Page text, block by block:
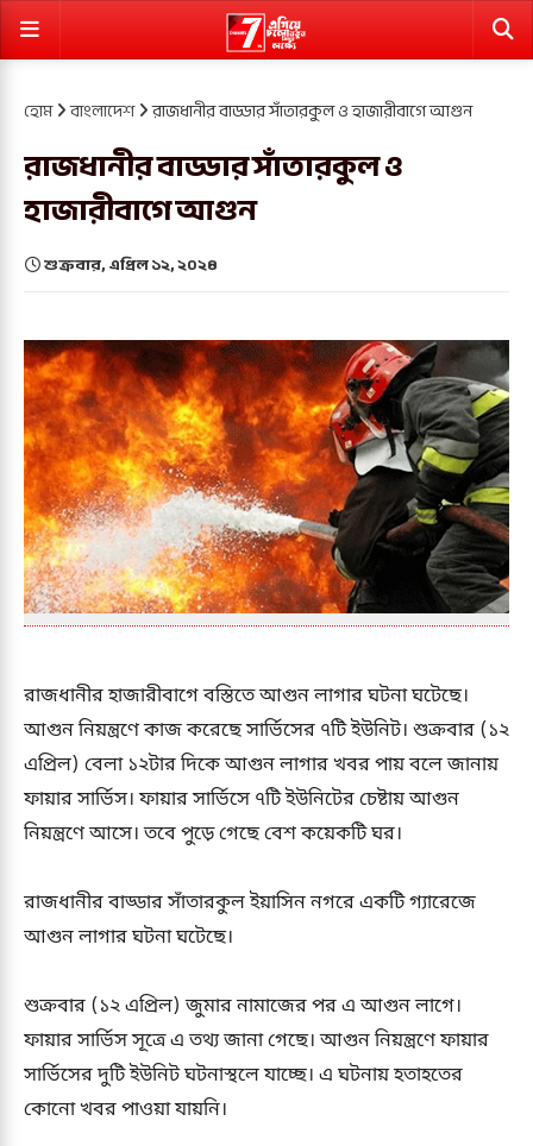
হোম বাংলাদেশ রাজধানীর বাড্ডার সাঁতারকুল ও হাজারীবাগে আগুন
রাজধানীর বাড্ডার সাঁতারকুল ও
হাজারীবাগে আগুন
শুক্রবার, এপ্রিল ১২, ২০২৪
রাজধানীর হাজারীবাগে বস্তিতে আগুন লাগার ঘটনা ঘটেছে।
আগুন নিয়ন্ত্রণে কাজ করেছে সার্ভিসের ৭টি ইউনিট। শুক্রবার (১২
এপ্রিল) বেলা ১২টার দিকে আগুন লাগার খবর পায় বলে জানায়
ফায়ার সার্ভিস। ফায়ার সার্ভিসে ৭টি ইউনিটের চেষ্টায় আগুন
নিয়ন্ত্রণে আসে। তবে পুড়ে গেছে বেশ কয়েকটি ঘর।
রাজধানীর বাড্ডার সাঁতারকুল ইয়াসিন নগরে একটি গ্যারেজে
আগুন লাগার ঘটনা ঘটেছে।
শুক্রবার (১২ এপ্রিল) জুমার নামাজের পর এ আগুন লাগে।
ফায়ার সার্ভিস সূত্রে এ তথ্য জানা গেছে। আগুন নিয়ন্ত্রণে ফায়ার
সার্ভিসের দুটি ইউনিট ঘটনাস্থলে যাচ্ছে। এ ঘটনায় হতাহতের
কোনো খবর পাওয়া যায়নি।